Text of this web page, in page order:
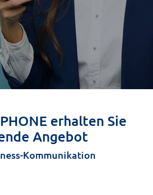
erhalten Sie
Angebot
Kommunikation